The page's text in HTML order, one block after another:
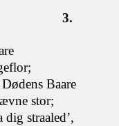
3.
Baare
stor;
straaled’,